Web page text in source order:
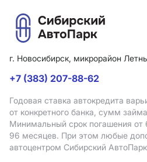
г. Новосибирск, микрорайон
+7 (383) 207-88-62
Годовая ставка автокредита
от конкретного банка, сумм
Минимальный срок погашения
96 месяцев. При этом любые
автоцентром Сибирский